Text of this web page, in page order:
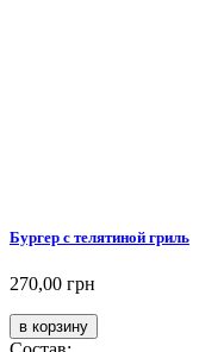
Бургер с телятиной гриль
270,00 грн